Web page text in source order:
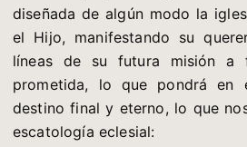
diseñada de algún modo la
el Hijo, manifestando su
líneas de su futura misión a
prometida, lo que pondrá en
destino final y eterno, lo que
escatología eclesial: